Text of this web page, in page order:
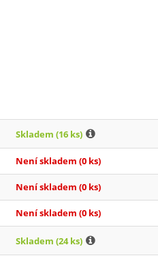
Skladem (16 ks)
Není skladem (0 ks)
Není skladem (0 ks)
Není skladem (0 ks)
Skladem (24 ks)